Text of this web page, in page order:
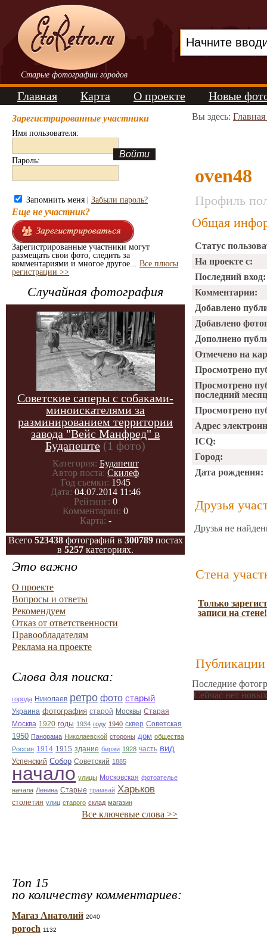
Старые фотографии городов
Главная Карта О проекте Новые
Зарегистрированные участники
Имя пользователя:
Пароль:
Запомнить меня | Забыли пароль?
Еще не участник?
Зарегистрированные участники могут
размещать свои фото, следить за
комментариями и многое другое... Все плюсы
регистрации >>
Случайная фотография
Советские саперы с собаками-
миноискателями за
разминированием территории
завода "Вейс Манфред" в
Будапеште (1 фото)
Категория: Будапешт
Автор поста: Скилеф
Год съемки: 1945
Дата: 04.07.2014 11:46
Рейтинг: 0
Комментарии: 0
Карта: -
Всего 523438фотографий в 300789постах
в 5257 категориях.
Это важно
О проекте
Вопросы и ответы
Рекомендуем
Отказ от ответственности
Правообладателям
Реклама на проекте
Слова для поиска:
города Николаев ретро фото старый
Украина фотография старой Москвы Старая
Москва 1920 годы 1934 году 1940 сквер Советская
1950 Панорама Николаевской стороны дом общества
Россия 1914 1915 здание биржи 1928 часть вид
Успенский Собор Советский 1885
начало улицы Московская фотоателье
начала Ленина Старые трамвай Харьков
столетия улиц старого склад магазин
Все ключевые слова >>
Топ 15
по количеству комментариев:
Магаз Анатолий 2040
poroch 1132
Вы здесь:
oven48
Профиль
Общая
Статус
На проекте с:
Последний вход:
Комментарии:
Добавлено
Добавлено
Дополнено
Отмечено на
Просмотрено
Просмотрено
последний
Просмотрено
Адрес
ICQ:
Город:
Дата рождения:
Друзья
Друзья не
Стена
Только
записи на стене!
Публикации
Последние
Сейчас нет